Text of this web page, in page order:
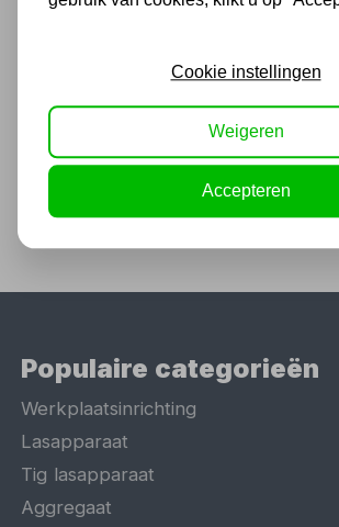
66,55
55,00 excl. BTW
Populaire categorieën
Werkplaatsinrichting
Lasapparaat
Tig lasapparaat
Aggregaat
Cookie instellingen
Weigeren
Accepteren